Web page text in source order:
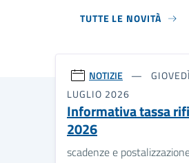
TUTTE LE NOVITÀ
NOTIZIE
LUGLIO 2026
Informativa tassa
2026
scadenze e